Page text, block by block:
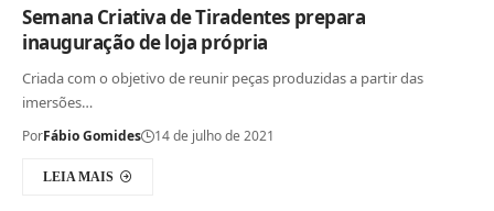
Semana Criativa de Tiradentes prepara
inauguração de loja própria
Criada com o objetivo de reunir peças produzidas a partir das
imersões…
PorFábio Gomides 14 de julho de 2021
LEIA MAIS